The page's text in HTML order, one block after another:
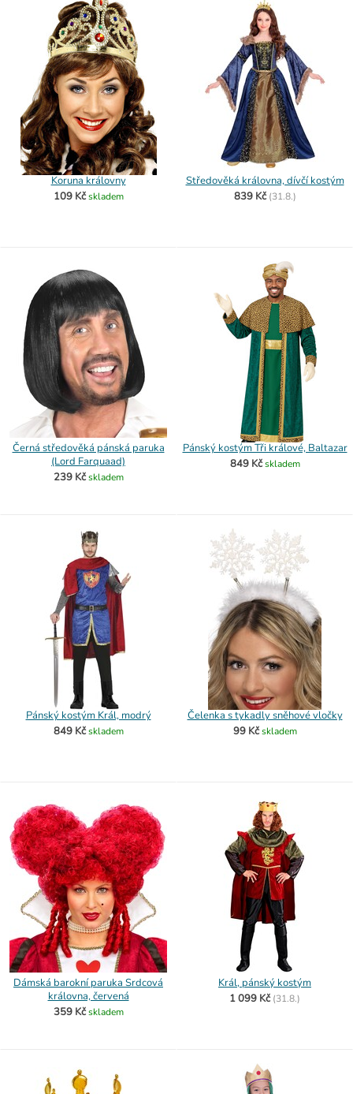
Koruna královny
109 Kč skladem
Středověká královna, dívčí kostým
839 Kč (31.8.)
Černá středověká pánská paruka
(Lord Farquaad)
239 Kč skladem
Pánský kostým Tři králové, Baltazar
849 Kč skladem
Pánský kostým Král, modrý
849 Kč skladem
Čelenka s tykadly sněhové vločky
99 Kč skladem
Dámská barokní paruka Srdcová
královna, červená
359 Kč skladem
Král, pánský kostým
1 099 Kč (31.8.)